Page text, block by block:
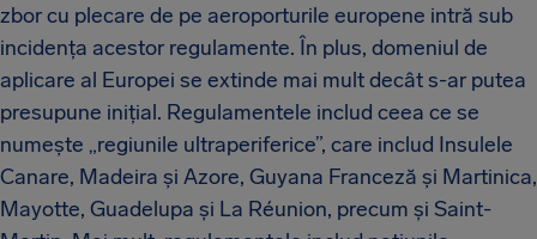
zbor cu plecare de pe aeroporturile europene intră sub
incidența acestor regulamente. În plus, domeniul de
aplicare al Europei se extinde mai mult decât s-ar putea
presupune inițial. Regulamentele includ ceea ce se
numește „regiunile ultraperiferice”, care includ Insulele
Canare, Madeira și Azore, Guyana Franceză și Martinica,
Mayotte, Guadelupa și La Réunion, precum și Saint-